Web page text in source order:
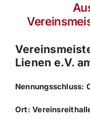
Lienen e.V.
Nennungsschluss:
Ort: